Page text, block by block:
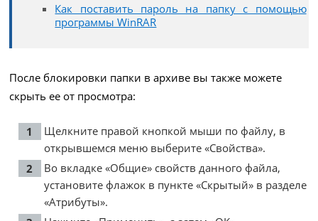
Как поставить пароль на папку с помощью
программы WinRAR
После блокировки папки в архиве вы также можете
скрыть ее от просмотра:
Щелкните правой кнопкой мыши по файлу, в
открывшемся меню выберите «Свойства».
Во вкладке «Общие» свойств данного файла,
установите флажок в пункте «Скрытый» в разделе
«Атрибуты».